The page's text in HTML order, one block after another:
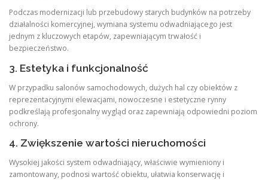
Podczas modernizacji lub przebudowy starych budynków na potrzeby
działalności komercyjnej, wymiana systemu odwadniającego jest
jednym z kluczowych etapów, zapewniającym trwałość i
bezpieczeństwo.
3. Estetyka i funkcjonalność
W przypadku salonów samochodowych, dużych hal czy obiektów z
reprezentacyjnymi elewacjami, nowoczesne i estetyczne rynny
podkreślają profesjonalny wygląd oraz zapewniają odpowiedni poziom
ochrony.
4. Zwiększenie wartości nieruchomości
Wysokiej jakości system odwadniający, właściwie wymieniony i
zamontowany, podnosi wartość obiektu, ułatwia konserwację i